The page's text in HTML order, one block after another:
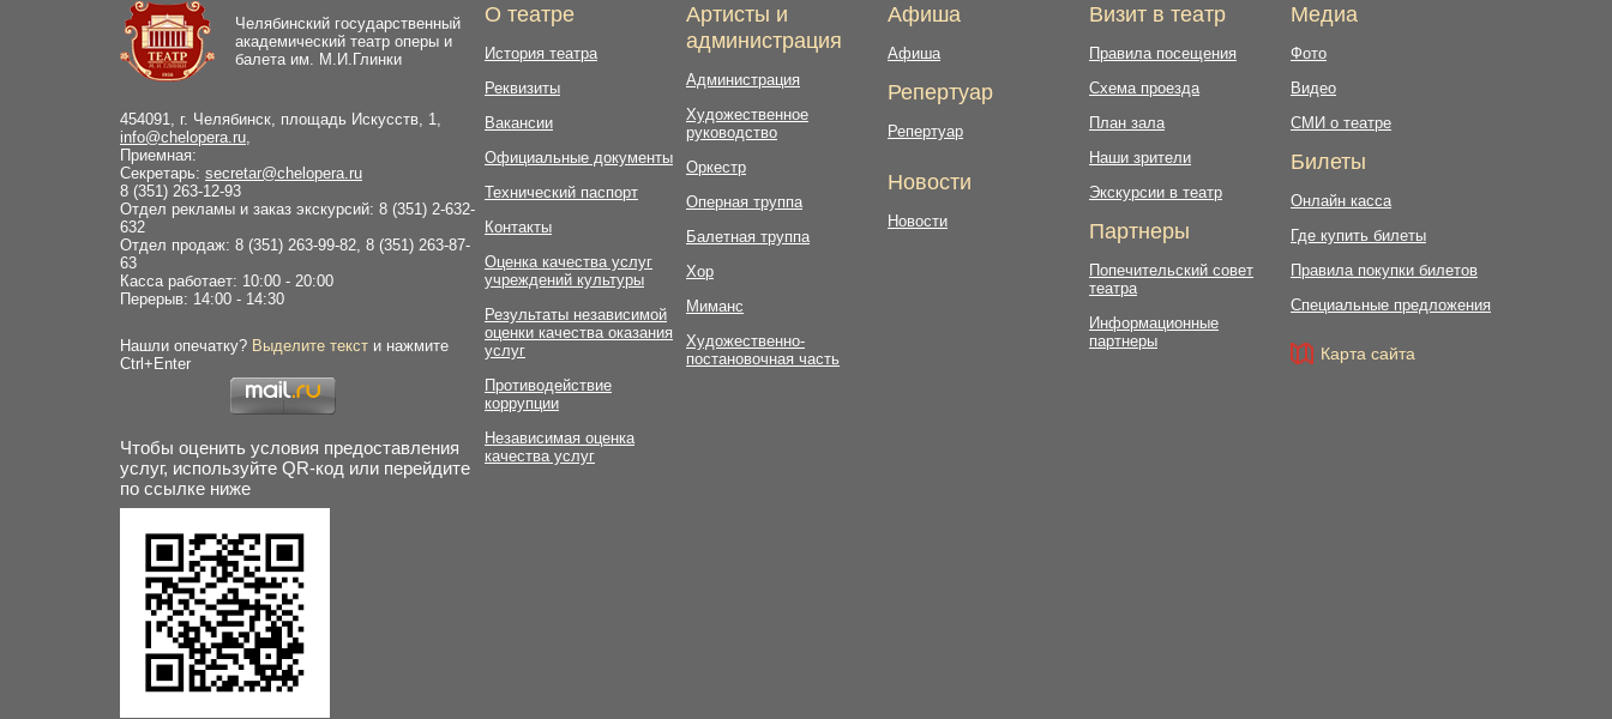
Челябинский государственный
академический театр оперы и
балета им. М.И.Глинки
454091, г. Челябинск, площадь Искусств, 1,
info@chelopera.ru
Приемная:
Секретарь: secretar@chelopera.ru
8 (351) 263-12-93
Отдел рекламы и заказ экскурсий: 8 (351) 2-632-
632
Отдел продаж: 8 (351) 263-99-82, 8 (351) 263-87-
63
Касса работает: 10:00 - 20:00
Перерыв: 14:00 - 14:30
Нашли опечатку? Выделите текст и нажмите
Ctrl+Enter
Чтобы оценить условия предоставления
услуг, используйте QR-код или перейдите
по ссылке ниже
О театре
История театра
Реквизиты
Вакансии
Официальные документы
Технический паспорт
Контакты
Оценка качества услуг
учреждений культуры
Результаты независимой
оценки качества оказания
услуг
Противодействие
коррупции
Независимая оценка
качества услуг
Артисты и
администрация
Администрация
Художественное
руководство
Оркестр
Оперная труппа
Балетная труппа
Хор
Миманс
Художественно-
постановочная часть
Афиша
Афиша
Репертуар
Репертуар
Новости
Новости
Визит в театр
Правила посещения
Схема проезда
План зала
Наши зрители
Экскурсии в театр
Партнеры
Попечительский совет
театра
Информационные
партнеры
Медиа
Фото
Видео
СМИ о театре
Билеты
Онлайн касса
Где купить билеты
Правила покупки билетов
Специальные предложения
Карта сайта